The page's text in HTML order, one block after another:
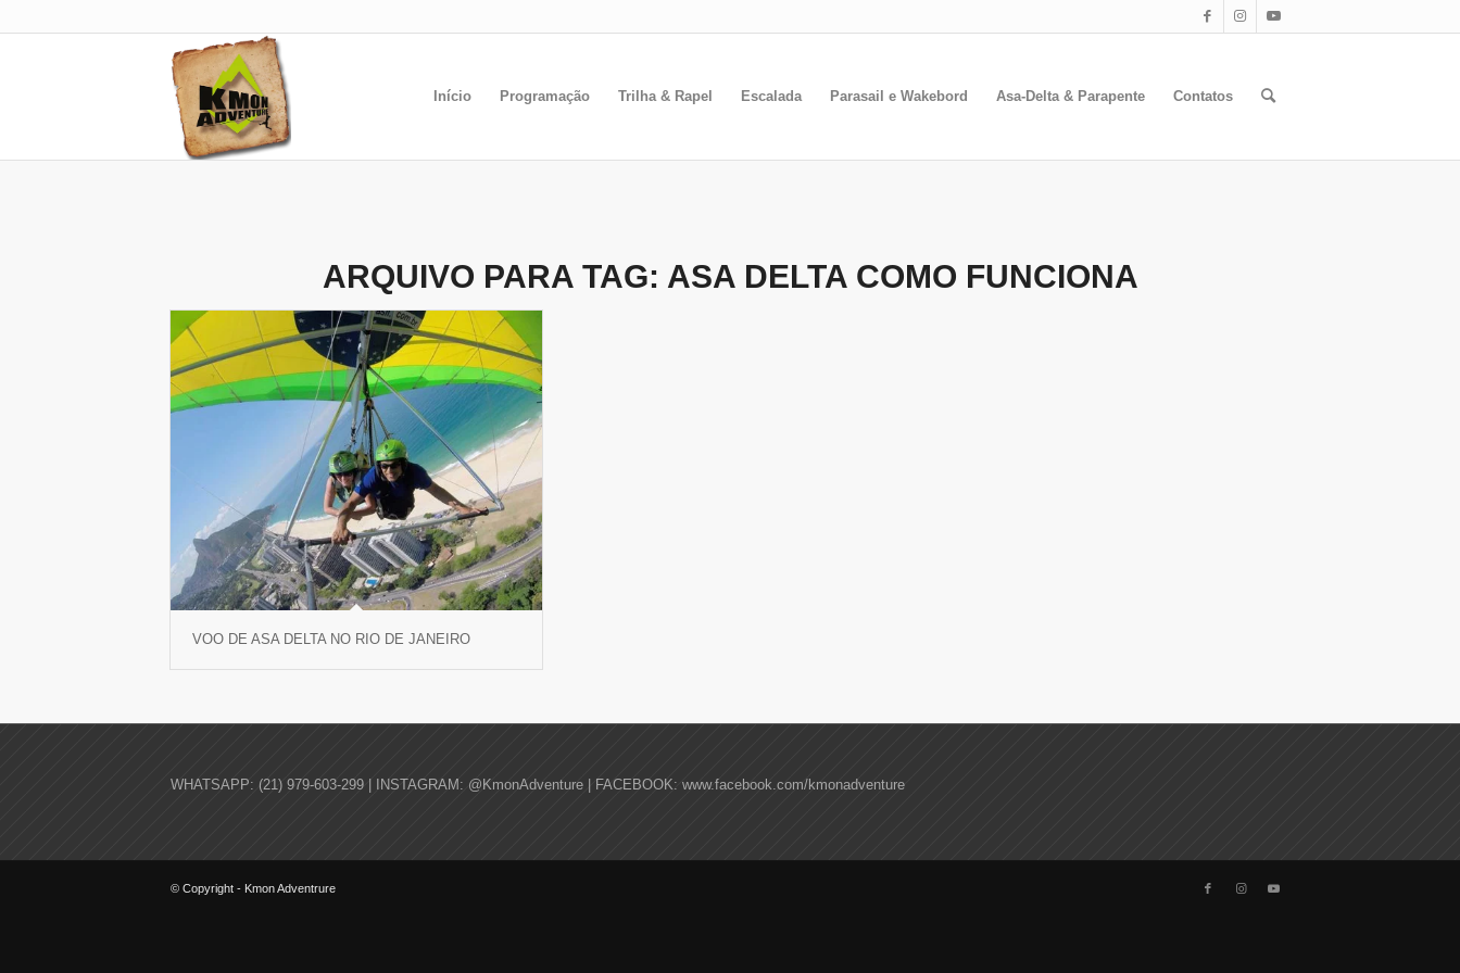
Início Programação Trilha & Rapel Escalada Parasail e Wakebord Asa-Delta & Parapente Contatos
ARQUIVO PARA TAG: ASA DELTA COMO FUNCIONA
VOO DE ASA DELTA NO RIO DE JANEIRO
WHATSAPP: (21) 979-603-299 | INSTAGRAM: @KmonAdventure | FACEBOOK: www.facebook.com/kmonadventure
© Copyright - Kmon Adventrure